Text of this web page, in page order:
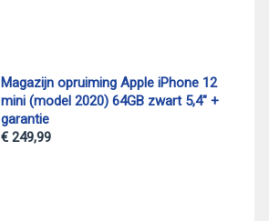
Magazijn opruiming Apple iPhone 12
mini (model 2020) 64GB zwart 5,4" +
garantie
€ 249,99